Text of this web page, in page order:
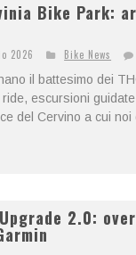
Bike Park:
2026
Bike News
il battesimo dei
escursioni
del Cervino a cui noi
2.0: